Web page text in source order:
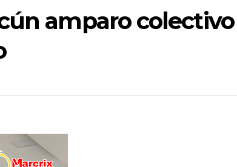
amparo colectivo